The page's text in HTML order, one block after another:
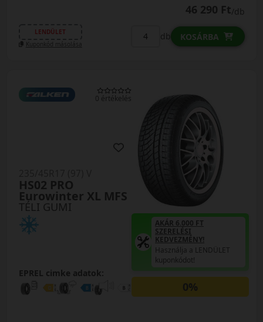
46 290 Ft/db
LENDÜLET
Kuponkód másolása
db KOSÁRBA
0 értékelés
TÉLI GUMI
HS02 PRO
Eurowinter XL MFS
EPREL cimke adatok:
AKÁR 6.000 FT
SZERELÉSI
KEDVEZMÉNY!
Használja a LENDÜLET
kuponkódot!
0%